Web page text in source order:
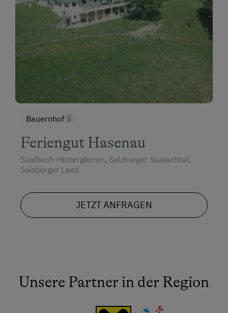
Bauernhof
Feriengut Hasenau
Saalbach-Hinterglemm, Salzburger Saalachtal,
Salzburger Land
JETZT ANFRAGEN
Unsere Partner in der Region